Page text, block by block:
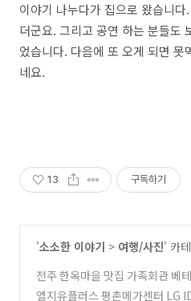
이야기 나누다가 집으로 왔습니
더군요. 그리고 공연 하는 분들도
었습니다. 다음에 또 오게 되면
네요.
13 구독하기
'소소한 이야기 > 여행/사진' 카
전주 한옥마을 맛집 가족회관 베테
만두 후기 (15)
엘지유플러스 평촌메가센터 LG